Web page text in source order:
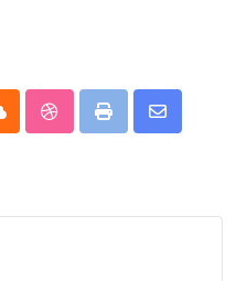
StumbleUpon
Print
Share